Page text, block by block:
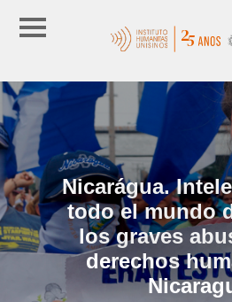
Nicarágua.
todo el mundo
los graves
derechos